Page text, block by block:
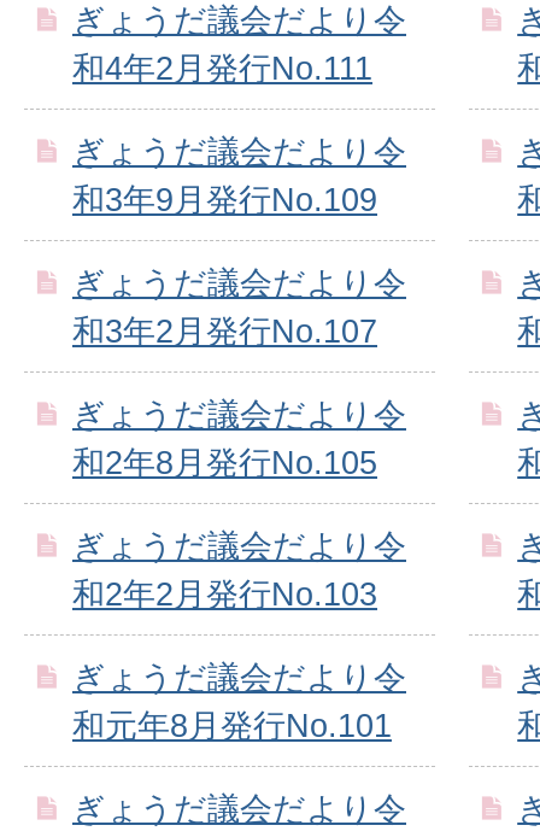
ぎょうだ議会だより令
和4年2月発行No.111
ぎょうだ議会だより令
和3年9月発行No.109
ぎょうだ議会だより令
和3年2月発行No.107
ぎょうだ議会だより令
和2年8月発行No.105
ぎょうだ議会だより令
和2年2月発行No.103
ぎょうだ議会だより令
和元年8月発行No.101
ぎょうだ議会だより令